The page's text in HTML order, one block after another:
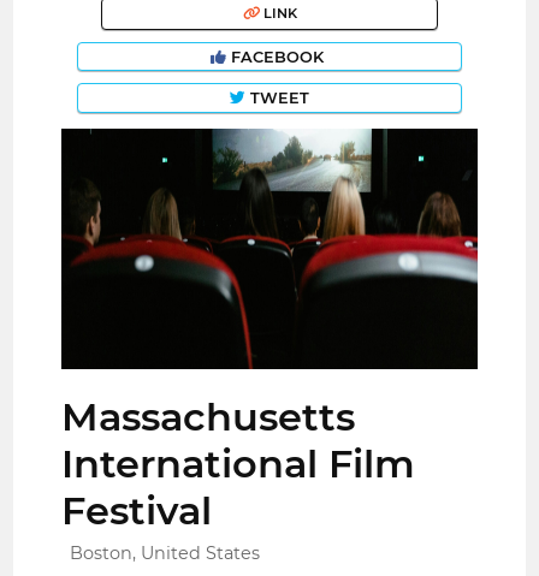
LINK
FACEBOOK
TWEET
Massachusetts
International Film
Festival
Boston, United States